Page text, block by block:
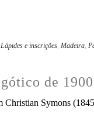
Lápides e inscrições Madeira
de
Symons